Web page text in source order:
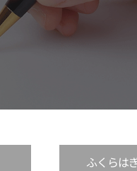
ふくらは